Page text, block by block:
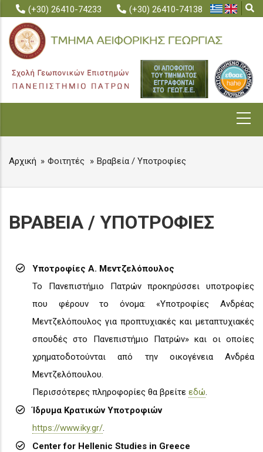
main
content
(+30) 26410-74233 (+30) 26410-74138
BREADCRUMB
Αρχική Φοιτητές Βραβεία / Υποτροφίες
ΒΡΑΒΕΙΑ / ΥΠΟΤΡΟΦΙΕΣ
Υποτροφίες Α. Μεντζελόπουλος
Το Πανεπιστήμιο Πατρών προκηρύσσει υποτροφίες
που φέρουν το όνομα: «Υποτροφίες Ανδρέας
Μεντζελόπουλος για προπτυχιακές και μεταπτυχιακές
σπουδές στο Πανεπιστήμιο Πατρών» και οι οποίες
χρηματοδοτούνται από την οικογένεια Ανδρέα
Μεντζελόπουλου.
Περισσότερες πληροφορίες θα βρείτε εδώ
Ίδρυμα Κρατικών Υποτροφιών
https://www.iky.gr/
Center for Hellenic Studies in Greece